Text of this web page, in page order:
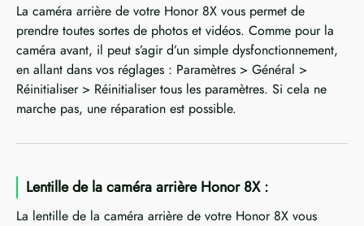
La caméra arrière de votre Honor 8X vous permet de
prendre toutes sortes de photos et vidéos. Comme pour la
caméra avant, il peut s’agir d’un simple dysfonctionnement,
en allant dans vos réglages : Paramètres > Général >
Réinitialiser > Réinitialiser tous les paramètres. Si cela ne
marche pas, une réparation est possible.
Lentille de la caméra arrière Honor 8X :
La lentille de la caméra arrière de votre Honor 8X vous